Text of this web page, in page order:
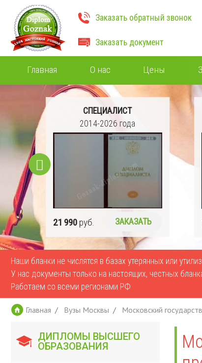
Заказать обратный звонок
Заказать документ
Главная О нас Цены
СПЕЦИАЛИСТ
2014-2026 года
19 990 руб. ЗАКАЗАТЬ
Наши бланки не числятся в базах утерянных или
У нас документы только на настоящих, честных
Работаем со всеми регионами РФ
Главная Вузы Москвы Московский
ДИПЛОМЫ ВЫСШЕГО
ОБРАЗОВАНИЯ